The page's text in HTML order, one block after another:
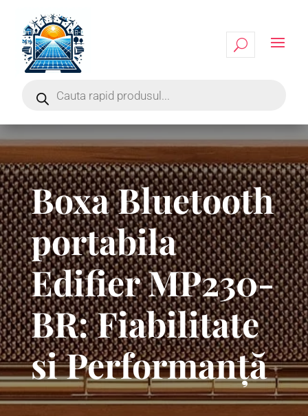
Boxa Bluetooth
portabila
Edifier MP230-
BR: Fiabilitate
si Performanță